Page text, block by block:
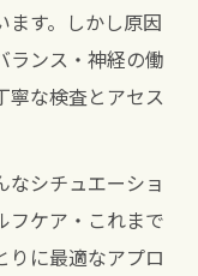
す。しかし原因
ランス・神経の働
寧な検査とアセス
シチュエーショ
フケア・これまで
りに最適なアプロ